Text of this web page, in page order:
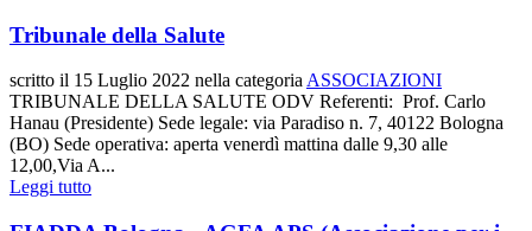
Tribunale della Salute
scritto il 15 Luglio 2022 nella categoria ASSOCIAZIONI
TRIBUNALE DELLA SALUTE ODV Referenti: Prof. Carlo
Hanau (Presidente) Sede legale: via Paradiso n. 7, 40122 Bologna
(BO) Sede operativa: aperta venerdì mattina dalle 9,30 alle
12,00,Via A...
Leggi tutto